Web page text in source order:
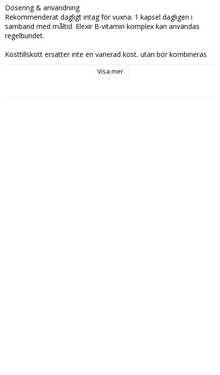
Dosering & användning
Rekommenderat dagligt intag för vuxna: 1 kapsel dagligen i
samband med måltid. Elexir B-vitamin komplex kan användas
regelbundet.
Kosttillskott ersätter inte en varierad kost, utan bör kombineras
Visa mer